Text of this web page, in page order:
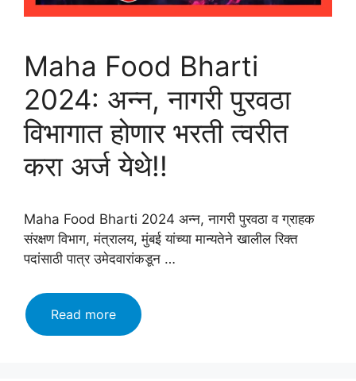
Maha Food Bharti
2024: अन्न, नागरी पुरवठा
विभागात होणार भरती त्वरीत
करा अर्ज येथे!!
Maha Food Bharti 2024 अन्न, नागरी पुरवठा व ग्राहक
संरक्षण विभाग, मंत्रालय, मुंबई यांच्या मान्यतेने खालील रिक्त
पदांसाठी पात्र उमेदवारांकडून …
Read moreMaha
Food